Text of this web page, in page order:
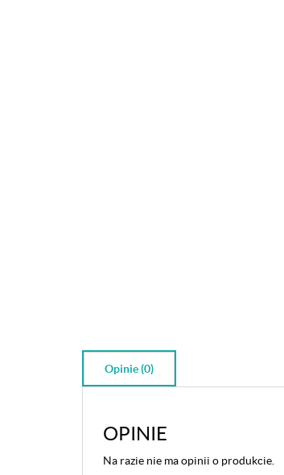
Opinie (0)
OPINIE
Na razie nie ma opinii o produkcie.